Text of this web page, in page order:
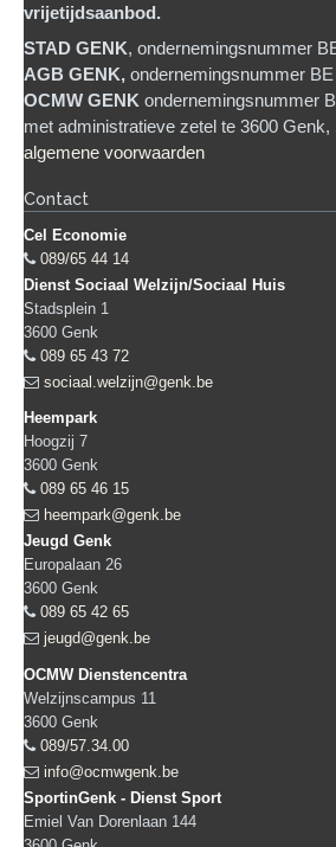
vrijetijdsaanbod.
STAD GENK, ondernemingsnummer
AGB GENK, ondernemingsnummer
OCMW GENK ondernemingsnummer
met administratieve zetel te 3600 Genk,
algemene voorwaarden
Contact
Cel Economie
089/65 44 14
Dienst Sociaal Welzijn/Sociaal Huis
Stadsplein 1
3600 Genk
089 65 43 72
sociaal.welzijn@genk.be
Heempark
Hoogzij 7
3600 Genk
089 65 46 15
heempark@genk.be
Jeugd Genk
Europalaan 26
3600 Genk
089 65 42 65
jeugd@genk.be
OCMW Dienstencentra
Welzijnscampus 11
3600 Genk
089/57.34.00
info@ocmwgenk.be
SportinGenk - Dienst Sport
Emiel Van Dorenlaan 144